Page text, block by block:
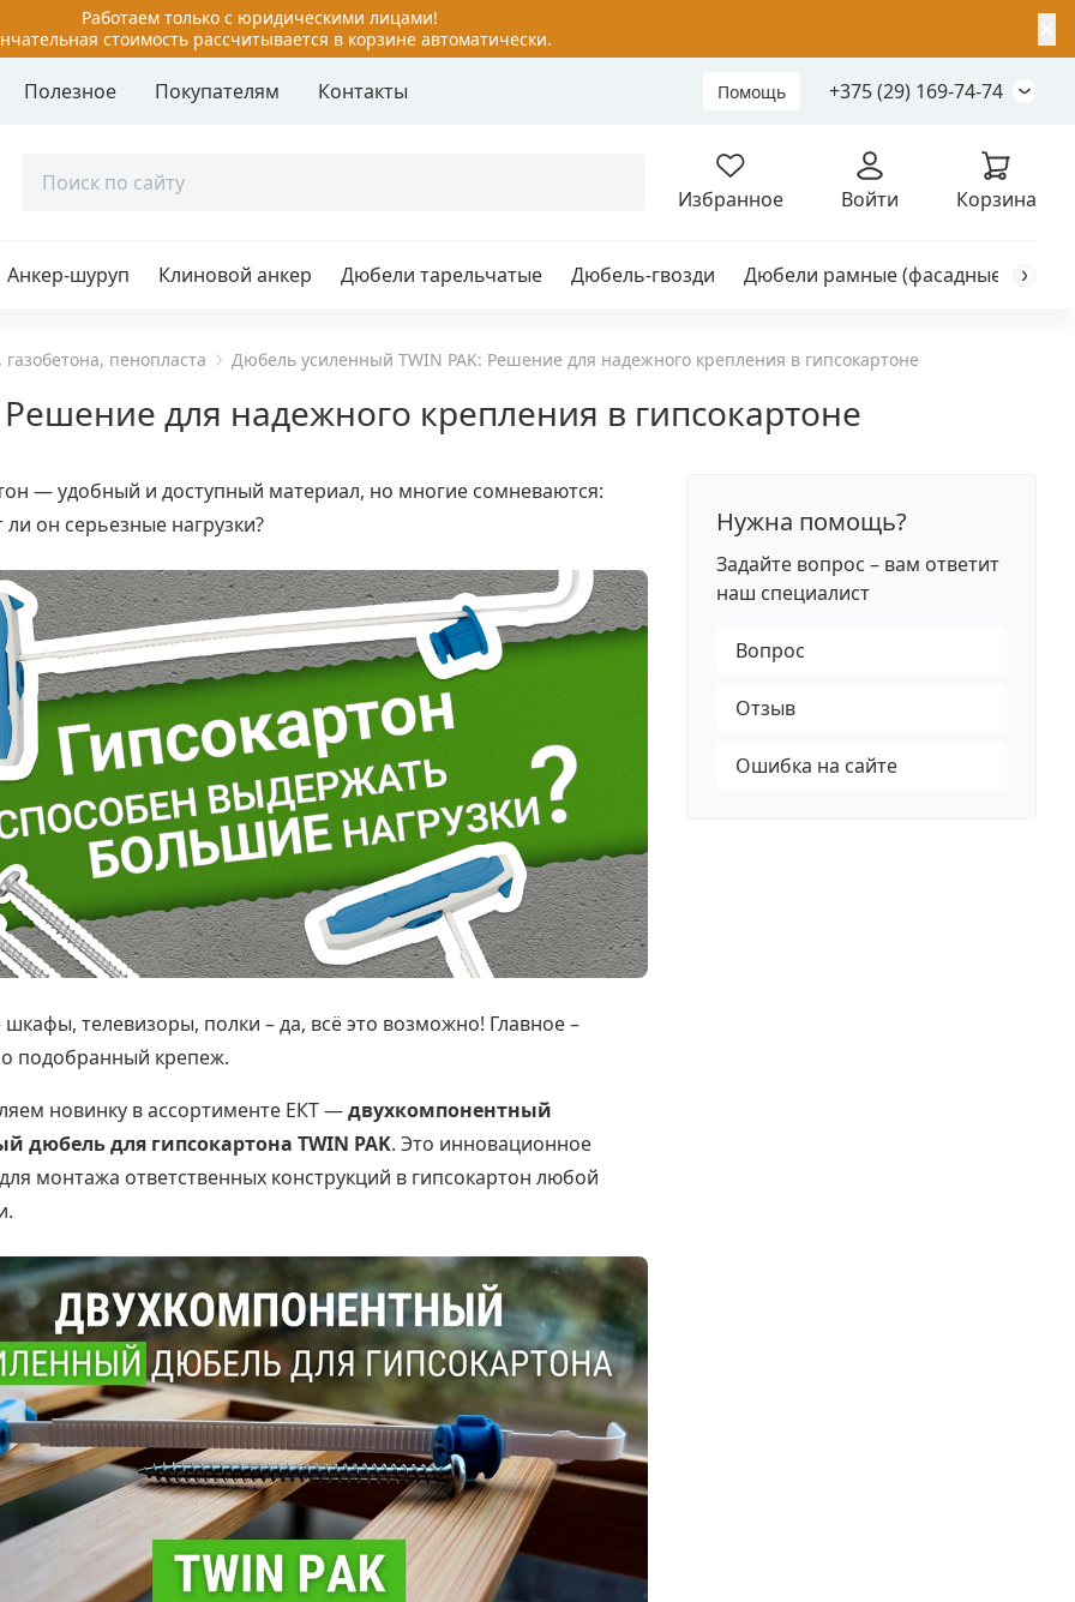
Работаем только с юридическими лицами!
стоимость рассчитывается в корзине автоматически.
Полезное Покупателям Контакты Помощь +375 (29) 169-74-74
Избранное Войти Корзина
болт с гайкой
образный
Металлический анкер для
Металлический рамный анкер
Потолочные анкеры
анкер
Анкер-шуруп Клиновой анкер Дюбели тарельчатые Дюбель-гвозди Дюбели рамные (фасадные)
пенопласта Дюбель усиленный TWIN PAK: Решение для надежного крепления в гипсокартоне
для надежного крепления в гипсокартоне
— удобный и доступный материал, но многие сомневаются:
он серьезные нагрузки?
телевизоры, полки – да, всё это возможно! Главное –
подобранный крепеж.
новинку в ассортименте ЕКТ —двухкомпонентный
дюбель для гипсокартона TWIN PAK. Это инновационное
монтажа ответственных конструкций в гипсокартон любой
Нужна помощь?
Задайте вопрос – вам ответит
наш специалист
Вопрос
Отзыв
Ошибка на сайте